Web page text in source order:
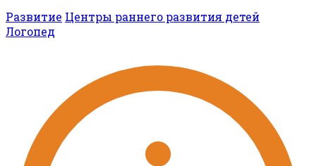
Развитие Центры раннего развития детей
Логопед